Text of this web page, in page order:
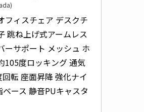
フィスチェア デスクチ
跳ね上げ式アームレス
ーサポート メッシュ ホ
105度ロッキング 通気
転 座面昇降 強化ナイ
ベース 静音PUキャスタ